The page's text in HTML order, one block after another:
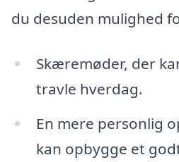
du desuden mulighed
Skæremøder, der
travle hverdag.
En mere personlig
kan opbygge et